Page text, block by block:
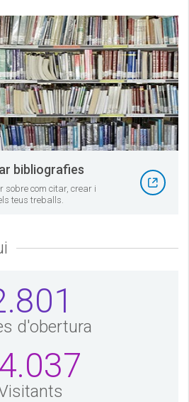
bibliografies
sobre com citar, crear i
teus treballs.
d'obertura